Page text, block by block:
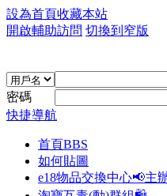
設為首頁收藏本站
開啟輔助訪問 切換到窄版
密碼
快捷導航
首頁BBS
如何貼圖
e18物品交換中心📢主